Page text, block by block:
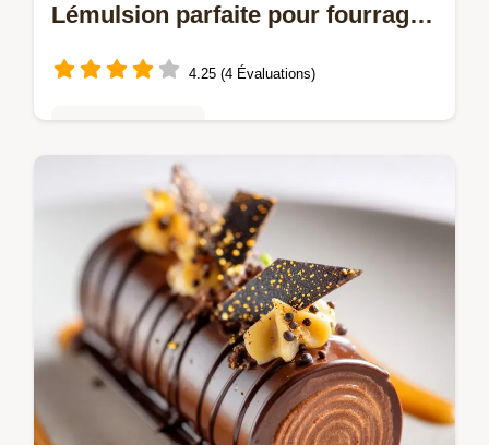
Lémulsion parfaite pour fourrage
4.25 (4 Évaluations)
Maîtrisez la Ganache classique inratable en
15 minutes. Ce secret de pâtissier vous
garantit une émulsion parfaite et brillante
pour un glaçage ganache maison…